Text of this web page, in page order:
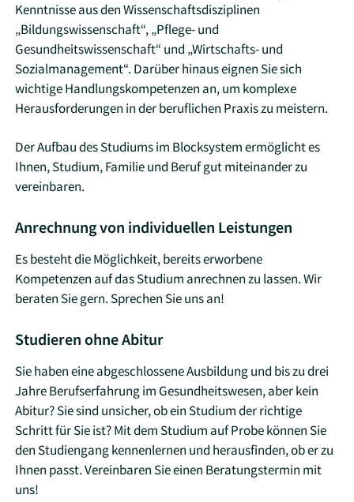
Kenntnisse aus den Wissenschaftsdisziplinen
„Bildungswissenschaft“, „Pflege- und
Gesundheitswissenschaft“ und „Wirtschafts- und
Sozialmanagement“. Darüber hinaus eignen Sie sich
wichtige Handlungskompetenzen an, um komplexe
Herausforderungen in der beruflichen Praxis zu meistern.
Der Aufbau des Studiums im Blocksystem ermöglicht es
Ihnen, Studium, Familie und Beruf gut miteinander zu
vereinbaren.
Anrechnung von individuellen Leistungen
Es besteht die Möglichkeit, bereits erworbene
Kompetenzen auf das Studium anrechnen zu lassen. Wir
beraten Sie gern. Sprechen Sie uns an!
Studieren ohne Abitur
Sie haben eine abgeschlossene Ausbildung und bis zu drei
Jahre Berufserfahrung im Gesundheitswesen, aber kein
Abitur? Sie sind unsicher, ob ein Studium der richtige
Schritt für Sie ist? Mit dem Studium auf Probe können Sie
den Studiengang kennenlernen und herausfinden, ob er zu
Ihnen passt. Vereinbaren Sie einen Beratungstermin mit
uns!